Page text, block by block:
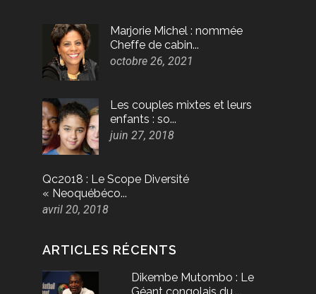
ARTICLES RÉCENTS
Dikembe Mutombo : Le
Marjorie Michel : nommée
Cheffe de cabin...
octobre 26, 2021
Les couples mixtes et leurs
enfants : so...
juin 27, 2018
Qc2018 : Le Scope Diversité
« Neoquébéco...
avril 20, 2018